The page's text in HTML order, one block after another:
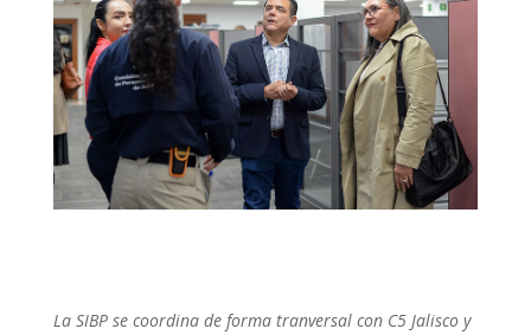
La SIBP se coordina de forma tranversal con C5 Jalisco y